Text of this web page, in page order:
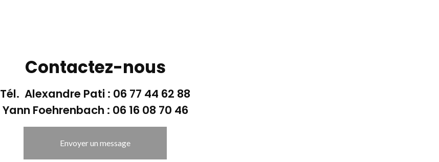
Contactez-nous
Tél. Alexandre Pati : 06 77 44 62 88
Yann Foehrenbach : 06 16 08 70 46
Envoyer un message